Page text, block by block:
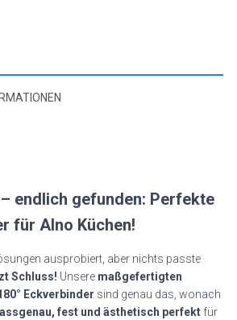
endlich gefunden: Perfekte
für Alno Küchen!
ausprobiert, aber nichts passte
Schluss! Unsere maßgefertigten
Eckverbinder sind genau das, wonach
fest und ästhetisch perfekt für